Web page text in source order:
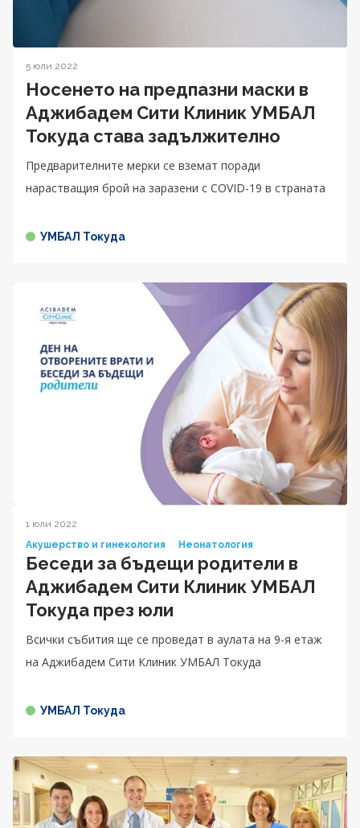
5 юли 2022
Носенето на предпазни маски в
Аджибадем Сити Клиник УМБАЛ
Токуда става задължително
Предварителните мерки се вземат поради
нарастващия брой на заразени с COVID-19 в страната
УМБАЛ Токуда
1 юли 2022
Акушерство и гинекология
Неонатология
Беседи за бъдещи родители в
Аджибадем Сити Клиник УМБАЛ
Токуда през юли
Всички събития ще се проведат в аулата на 9-я етаж
на Аджибадем Сити Клиник УМБАЛ Токуда
УМБАЛ Токуда